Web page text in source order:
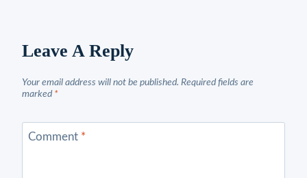
Leave A Reply
Your email address will not be published. Required fields are
marked *
Comment *